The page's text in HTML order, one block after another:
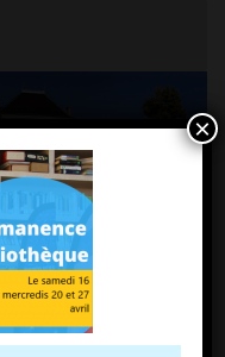
2020
×